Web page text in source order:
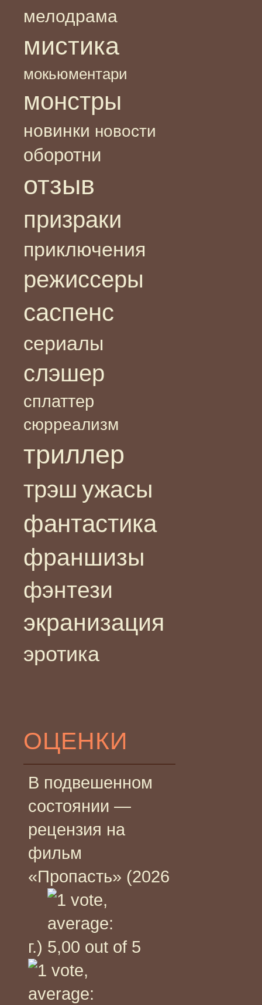
мелодрама
мистика
мокьюментари
монстры
новинки новости
оборотни
отзыв
призраки
приключения
режиссеры
саспенс
сериалы
слэшер
сплаттер
сюрреализм
триллер
трэш ужасы
фантастика
франшизы
фэнтези
экранизация
эротика
ОЦЕНКИ
В подвешенном
состоянии —
рецензия на
фильм
«Пропасть» (2026
г.)